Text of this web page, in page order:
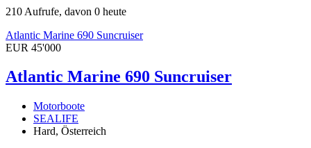
210 Aufrufe, davon 0 heute
Atlantic Marine 690 Suncruiser
EUR 45'000
Atlantic Marine 690 Suncruiser
Motorboote
SEALIFE
Hard, Österreich